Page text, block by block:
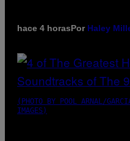
hace 4 horasPor Haley
(PHOTO BY POOL ARNAL/
IMAGES)